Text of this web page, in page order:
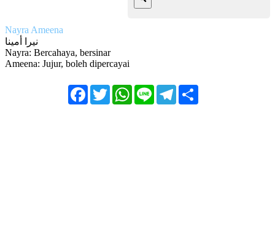
Nayra Ameena
نيرا أمينا
Nayra: Bercahaya, bersinar
Ameena: Jujur, boleh dipercayai
FacebookTwitterWhatsApp
Line Telegram